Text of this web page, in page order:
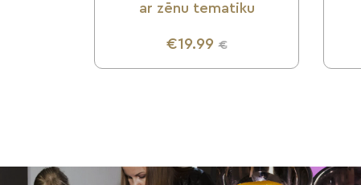
ar zēnu tematiku
€19.99 €
UZZINI VAIRĀK